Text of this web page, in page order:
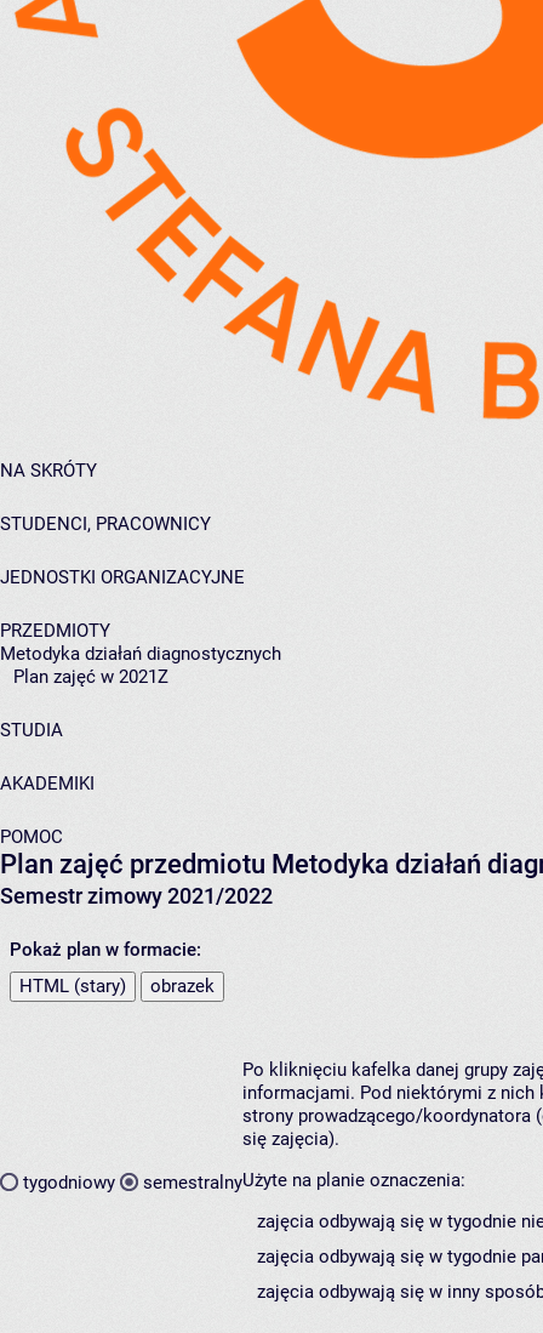
NA SKRÓTY
STUDENCI, PRACOWNICY
JEDNOSTKI ORGANIZACYJNE
PRZEDMIOTY
Metodyka działań diagnostycznych
Plan zajęć w 2021Z
STUDIA
AKADEMIKI
POMOC
Plan zajęć przedmiotu Metodyka działań
Semestr zimowy 2021/2022
Pokaż plan w formacie:
HTML (stary)
obrazek
tygodniowy semestralny
Po kliknięciu kafelka danej grupy
informacjami. Pod niektórymi z nich
strony prowadzącego/koordynatora
się zajęcia).
Użyte na planie oznaczenia:
zajęcia odbywają się w tygodnie
zajęcia odbywają się w tygodnie
zajęcia odbywają się w inny